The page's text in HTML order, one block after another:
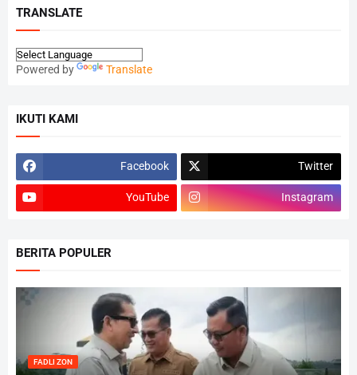
TRANSLATE
Powered by Translate
IKUTI KAMI
Facebook Twitter
YouTube Instagram
BERITA POPULER
FADLI ZON